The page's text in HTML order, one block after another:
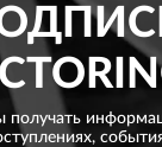
получать